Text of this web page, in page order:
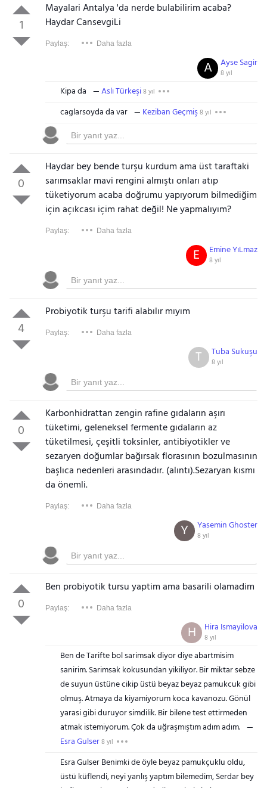
1
Mayalari Antalya 'da nerde bulabilirim acaba?
Haydar CansevgiLi
Paylaş: Daha fazla
Ayse Sagir
8 yıl
A
Kipa da Aslı Türkeşi8 yıl
caglarsoyda da var Keziban Geçmiş8 yıl
0
Haydar bey bende turşu kurdum ama üst taraftaki
sarımsaklar mavi rengini almıştı onları atıp
tüketiyorum acaba doğrumu yapıyorum bilmediğim
için açıkcası içim rahat değil! Ne yapmalıyım?
Paylaş: Daha fazla
Emine YıLmaz
8 yıl
E
4
Probiyotik turşu tarifi alabılır mıyım
Paylaş: Daha fazla
Tuba Sukuşu
8 yıl
T
0
Karbonhidrattan zengin rafine gıdaların aşırı
tüketimi, geleneksel fermente gıdaların az
tüketilmesi, çeşitli toksinler, antibiyotikler ve
sezaryen doğumlar bağırsak florasının bozulmasının
başlıca nedenleri arasındadır. (alıntı).Sezaryan kısmı
da önemli.
Paylaş: Daha fazla
Yasemin Ghoster
8 yıl
Y
0
Ben probiyotik tursu yaptim ama basarili olamadim
Paylaş: Daha fazla
Hira Ismayilova
8 yıl
H
Ben de Tarifte bol sarimsak diyor diye abartmisim
sanirim. Sarimsak kokusundan yikiliyor. Bir miktar sebze
de suyun üstüne cikip üstü beyaz beyaz pamukcuk gibi
olmuş. Atmaya da kiyamiyorum koca kavanozu. Gönül
yarasi gibi duruyor simdilik. Bir bilene test ettirmeden
atmak istemiyorum. Çok da uğraşmıştım adım adım.
Esra Gulser8 yıl
Esra Gulser Benimki de öyle beyaz pamukçuklu oldu,
üstü küflendi, neyi yanlış yaptım bilemedim, Serdar bey